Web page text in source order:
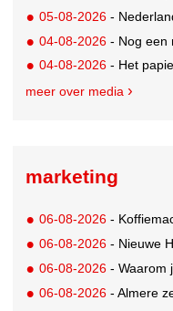
05-08-2026 - Nederlander
04-08-2026 - Nog een
04-08-2026 - Het papieren
meer over media
marketing
06-08-2026 -
06-08-2026 - Nieuwe HEMA-
06-08-2026 - Waarom je
06-08-2026 - Almere